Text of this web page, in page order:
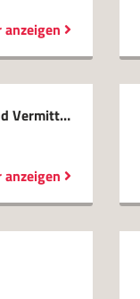
anzeigen
A.V.G. Allgemeine Vermögensberatung und Vermittlungsges. mbH
anzeigen